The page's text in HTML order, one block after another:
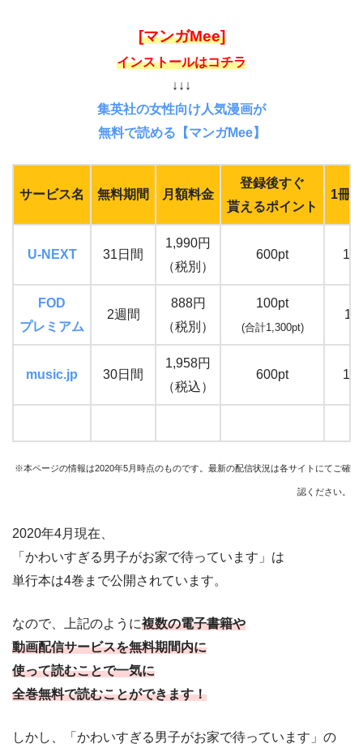
[マンガMee]
インストールはコチラ
↓↓↓
集英社の女性向け人気漫画が
無料で読める【マンガMee】
サービス名 無料期間 月額料金
登録後すぐ
貰えるポイント
1冊
U-NEXT 31日間
1,990円
（税別）
600pt
FOD
プレミアム
2週間
888円
（税別）
100pt
(合計1,300pt)
music.jp 30日間
1,958円
（税込）
600pt
※本ページの情報は2020年5月時点のものです。最新の配信状況は各サイトにてご確
認ください。
2020年4月現在、
「かわいすぎる男子がお家で待っています」は
単行本は4巻まで公開されています。
なので、上記のように複数の電子書籍や
動画配信サービスを無料期間内に
使って読むことで一気に
全巻無料で読むことができます！
しかし、「かわいすぎる男子がお家で待っています」の